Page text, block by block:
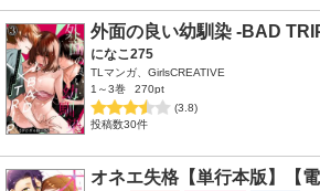
外面の良い幼馴染 -BAD
になこ275
TLマンガ、GirlsCREATIVE
1～3巻
270pt
(3.8)
投稿数30件
オネエ失格【単行本版】【